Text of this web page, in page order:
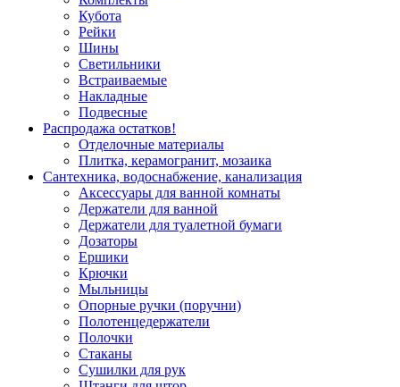
Кубота
Рейки
Шины
Светильники
Встраиваемые
Накладные
Подвесные
Распродажа остатков!
Отделочные материалы
Плитка, керамогранит, мозаика
Сантехника, водоснабжение, канализация
Аксессуары для ванной комнаты
Держатели для ванной
Держатели для туалетной бумаги
Дозаторы
Ершики
Крючки
Мыльницы
Опорные ручки (поручни)
Полотенцедержатели
Полочки
Стаканы
Сушилки для рук